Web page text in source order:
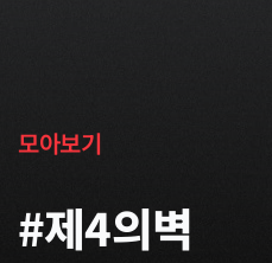
모아보기
#제4의벽